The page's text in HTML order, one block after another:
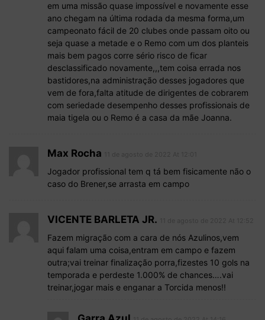
em uma missão quase impossível e novamente esse
ano chegam na última rodada da mesma forma,um
campeonato fácil de 20 clubes onde passam oito ou
seja quase a metade e o Remo com um dos planteis
mais bem pagos corre sério risco de ficar
desclassificado novamente,,,tem coisa errada nos
bastidores,na administração desses jogadores que
vem de fora,falta atitude de dirigentes de cobrarem
com seriedade desempenho desses profissionais de
maia tigela ou o Remo é a casa da mãe Joanna.
Max Rocha
Jogador profissional tem q tá bem fisicamente não o
caso do Brener,se arrasta em campo
VICENTE BARLETA JR.
Fazem migração com a cara de nós Azulinos,vem
aqui falam uma coisa,entram em campo e fazem
outra;vai treinar finalização porra,fizestes 10 gols na
temporada e perdeste 1.000% de chances….vai
treinar,jogar mais e enganar a Torcida menos!!